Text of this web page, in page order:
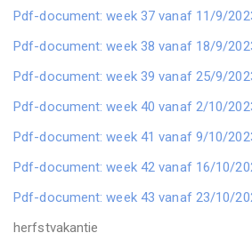
Pdf-document: week 37 vanaf 11/9/
Pdf-document: week 38 vanaf 18/9/
Pdf-document: week 39 vanaf 25/9/
Pdf-document: week 40 vanaf 2/10/
Pdf-document: week 41 vanaf 9/10/
Pdf-document: week 42 vanaf 16/10/
Pdf-document: week 43 vanaf 23/10/
herfstvakantie